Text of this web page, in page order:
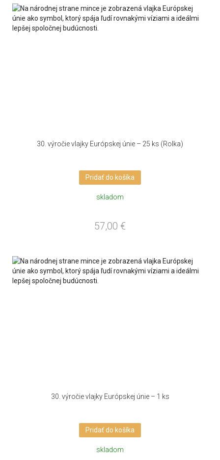
30. výročie vlajky Európskej únie – 25 ks (Rolka)
Pridať do košíka
skladom
57,00 €
30. výročie vlajky Európskej únie – 1 ks
Pridať do košíka
skladom